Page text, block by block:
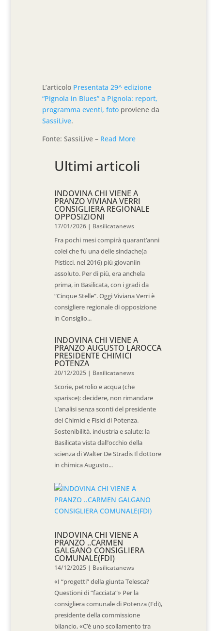
L’articolo Presentata 29^ edizione
“Pignola in Blues” a Pignola: report,
programma eventi, foto proviene da
SassiLive.
Fonte: SassiLive – Read More
Ultimi articoli
INDOVINA CHI VIENE A
PRANZO VIVIANA VERRI
CONSIGLIERA REGIONALE
OPPOSIZIONI
17/01/2026 | Basilicatanews
Fra pochi mesi compirà quarant’anni
colei che fu una delle sindache(a
Pisticci, nel 2016) più giovaniin
assoluto. Per di più, era anchela
prima, in Basilicata, con i gradi da
“Cinque Stelle”. Oggi Viviana Verri è
consigliere regionale di opposizione
in Consiglio...
INDOVINA CHI VIENE A
PRANZO AUGUSTO LAROCCA
PRESIDENTE CHIMICI
POTENZA
20/12/2025 | Basilicatanews
Scorie, petrolio e acqua (che
sparisce): decidere, non rimandare
L’analisi senza sconti del presidente
dei Chimici e Fisici di Potenza.
Sostenibilità, industria e salute: la
Basilicata vista dall’occhio della
scienza di Walter De Stradis Il dottore
in chimica Augusto...
INDOVINA CHI VIENE A
PRANZO ..CARMEN
GALGANO CONSIGLIERA
COMUNALE(FDI)
14/12/2025 | Basilicatanews
«I “progetti” della giunta Telesca?
Questioni di “facciata”» Per la
consigliera comunale di Potenza (Fdi),
presidente della commissione
bilancio, «C’è uno scollamento tra